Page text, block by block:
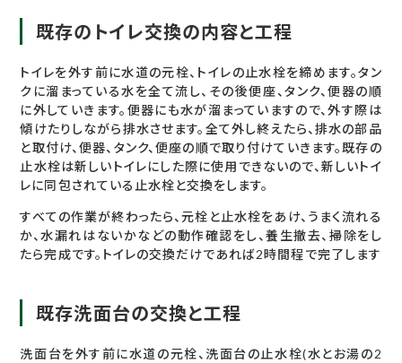
既存のトイレ交換の内容と工程
トイレを外す前に水道の元栓、トイレの止水栓を締めます。タン
クに溜まっている水を全て流し、その後便座、タンク、便器の順
に外していきます。便器にも水が溜まっていますので、外す際は
傾けたりしながら排水させます。全て外し終えたら、排水の部品
と取付け、便器、タンク、便座の順で取り付けていきます。既存の
止水栓は新しいトイレにした際に使用できないので、新しいトイ
レに同包されている止水栓と交換をします。
すべての作業が終わったら、元栓と止水栓をあけ、うまく流れる
か、水漏れはないかなどの動作確認をし、養生撤去、掃除をし
たら完成です。トイレの交換だけであれば2時間程で完了します
既存洗面台の交換と工程
洗面台を外す前に水道の元栓、洗面台の止水栓(水とお湯の2